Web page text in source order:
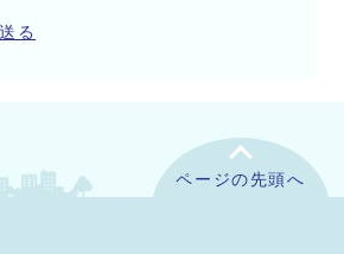
る
ページの先頭へ